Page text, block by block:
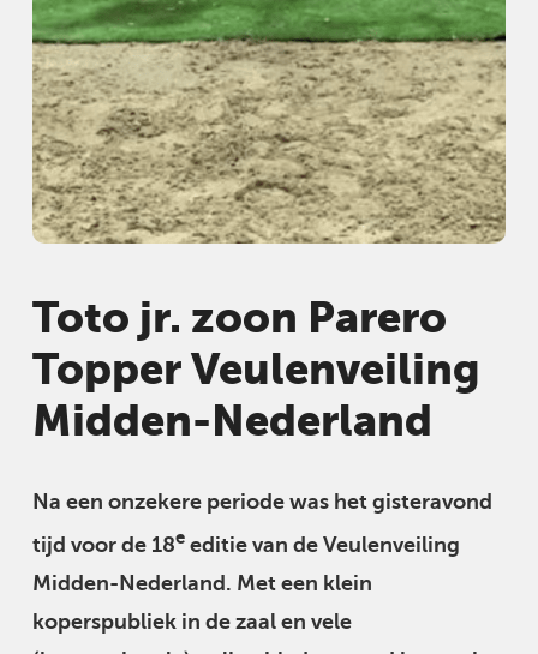
Toto jr. zoon Parero
Topper Veulenveiling
Midden-Nederland
Na een onzekere periode was het gisteravond
tijd voor de 18eeditie van de Veulenveiling
Midden-Nederland. Met een klein
koperspubliek in de zaal en vele